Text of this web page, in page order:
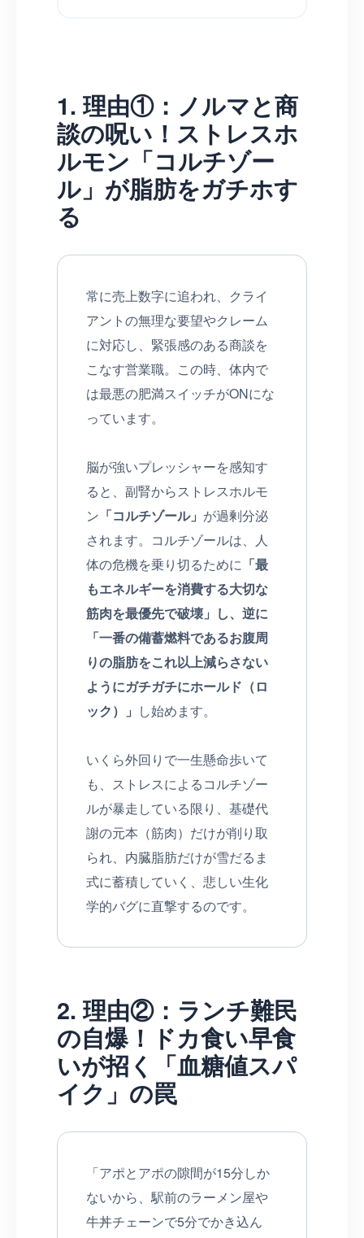
1. 理由①：ノルマと商
談の呪い！ストレスホ
ルモン「コルチゾー
ル」が脂肪をガチホす
る
常に売上数字に追われ、クライ
アントの無理な要望やクレーム
に対応し、緊張感のある商談を
こなす営業職。この時、体内で
は最悪の肥満スイッチがONにな
っています。
脳が強いプレッシャーを感知す
ると、副腎からストレスホルモ
ン 「コルチゾール」 が過剰分泌
されます。コルチゾールは、人
体の危機を乗り切るために 「最
もエネルギーを消費する大切な
筋肉を最優先で破壊」し、逆に
「一番の備蓄燃料であるお腹周
りの脂肪をこれ以上減らさない
ようにガチガチにホールド（ロ
ック）」 し始めます。
いくら外回りで一生懸命歩いて
も、ストレスによるコルチゾー
ルが暴走している限り、基礎代
謝の元本（筋肉）だけが削り取
られ、内臓脂肪だけが雪だるま
式に蓄積していく、悲しい生化
学的バグに直撃するのです。
2. 理由②：ランチ難民
の自爆！ドカ食い早食
いが招く「血糖値スパ
イク」の罠
「アポとアポの隙間が15分しか
ないから、駅前のラーメン屋や
牛丼チェーンで5分でかき込ん